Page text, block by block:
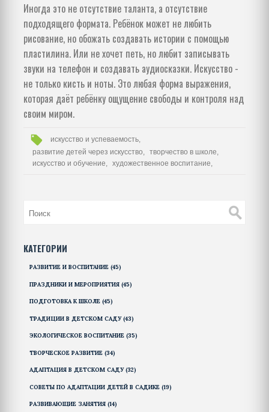
Иногда это не отсутствие таланта, а отсутствие
подходящего формата. Ребёнок может не любить
рисование, но обожать создавать истории с помощью
пластилина. Или не хочет петь, но любит записывать
звуки на телефон и создавать аудиосказки. Искусство -
не только кисть и ноты. Это любая форма выражения,
которая даёт ребёнку ощущение свободы и контроля над
своим миром.
искусство и успеваемость,
развитие детей через искусство,
творчество в школе,
искусство и обучение,
художественное воспитание,
КАТЕГОРИИ
РАЗВИТИЕ И ВОСПИТАНИЕ (45)
ПРАЗДНИКИ И МЕРОПРИЯТИЯ (45)
ПОДГОТОВКА К ШКОЛЕ (45)
ТРАДИЦИИ В ДЕТСКОМ САДУ(43)
ЭКОЛОГИЧЕСКОЕ ВОСПИТАНИЕ (35)
ТВОРЧЕСКОЕ РАЗВИТИЕ (34)
АДАПТАЦИЯ В ДЕТСКОМ САДУ(32)
СОВЕТЫ ПО АДАПТАЦИИ ДЕТЕЙ В САДИКЕ (19)
РАЗВИВАЮЩИЕ ЗАНЯТИЯ (14)